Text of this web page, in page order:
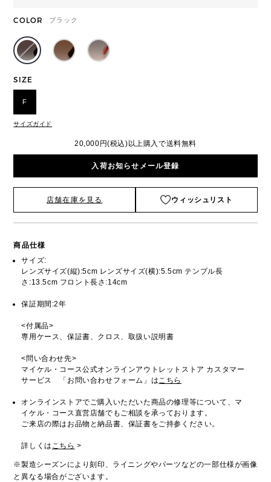
COLOR ブラック
SIZE
F
サイズガイド
20,000円(税込)以上購入で送料無料
入荷お知らせメール登録
店舗在庫を見る ウィッシュリスト
商品仕様
サイズ:
レンズサイズ(縦):5cm レンズサイズ(横):5.5cm テンプル長
さ:13.5cm フロント長さ:14cm
保証期間:2年
<付属品>
専用ケース、保証書、クロス、取扱い説明書
<問い合わせ先>
マイケル・コース公式オンラインアウトレットストア カスタマー
サービス 「お問い合わせフォーム」はこちら
オンラインストアでご購入いただいた商品の修理等について、マ
イケル・コース直営店舗でもご相談を承っております。
ご来店の際はお品物と納品書、保証書をご持参ください。
詳しくは こちら >
※製造シーズンにより刻印、ライニングやパーツなどの一部仕様が画像
と異なる場合がございます。